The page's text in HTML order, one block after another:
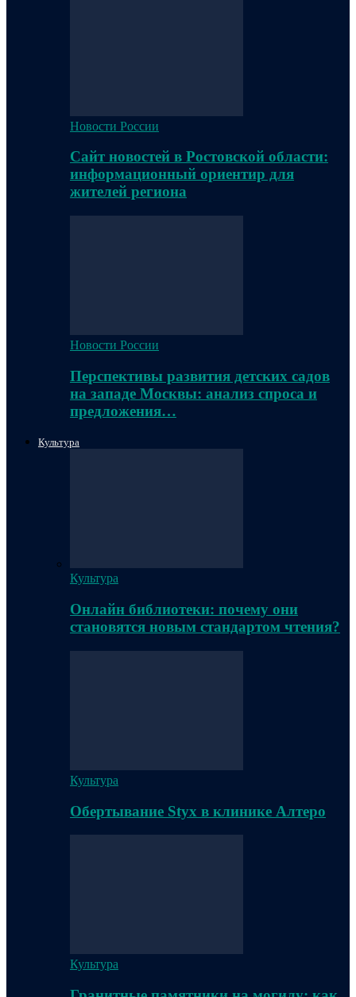
Новости России
Сайт новостей в Ростовской области:
информационный ориентир для
жителей региона
Новости России
Перспективы развития детских садов
на западе Москвы: анализ спроса и
предложения…
Культура
Культура
Онлайн библиотеки: почему они
становятся новым стандартом чтения?
Культура
Обертывание Styx в клинике Алтеро
Культура